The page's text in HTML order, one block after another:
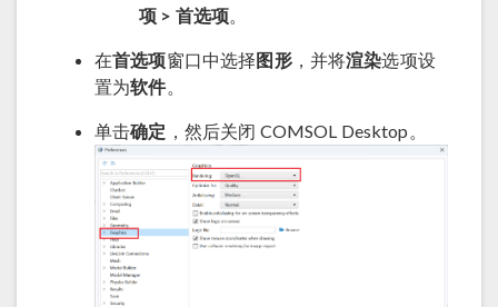
项 > 首选项。
在首选项窗口中选择图形，并将渲染选项设
置为软件。
单击确定 ，然后关闭 COMSOL Desktop。